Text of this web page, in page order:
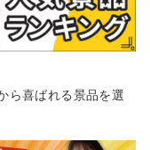
ら喜ばれる景品を選